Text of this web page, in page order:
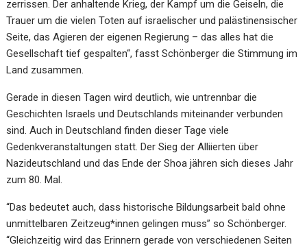
zerrissen. Der anhaltende Krieg, der Kampf um die Geiseln, die
Trauer um die vielen Toten auf israelischer und palästinensischer
Seite, das Agieren der eigenen Regierung – das alles hat die
Gesellschaft tief gespalten“, fasst Schönberger die Stimmung im
Land zusammen.
Gerade in diesen Tagen wird deutlich, wie untrennbar die
Geschichten Israels und Deutschlands miteinander verbunden
sind. Auch in Deutschland finden dieser Tage viele
Gedenkveranstaltungen statt. Der Sieg der Alliierten über
Nazideutschland und das Ende der Shoa jähren sich dieses Jahr
zum 80. Mal.
“Das bedeutet auch, dass historische Bildungsarbeit bald ohne
unmittelbaren Zeitzeug*innen gelingen muss” so Schönberger.
“Gleichzeitig wird das Erinnern gerade von verschiedenen Seiten